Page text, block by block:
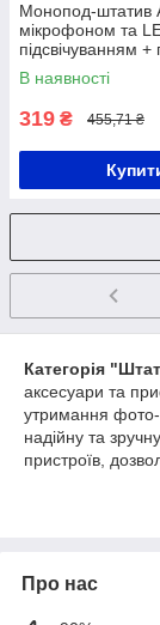
Монопод-штатив
мікрофоном та
підсвічуванням
Селфі палиця /
телефону
В наявності
319 ₴ 455,71 ₴
Категорія
аксесуари та
утримання
надійну та
пристроїв,
Переваги
стабільності
Про нас